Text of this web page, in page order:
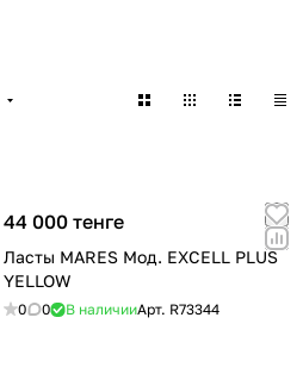
44 000 тенге
Ласты MARES Мод. EXCELL PLUS
YELLOW
0 0 В наличииАрт. R73344